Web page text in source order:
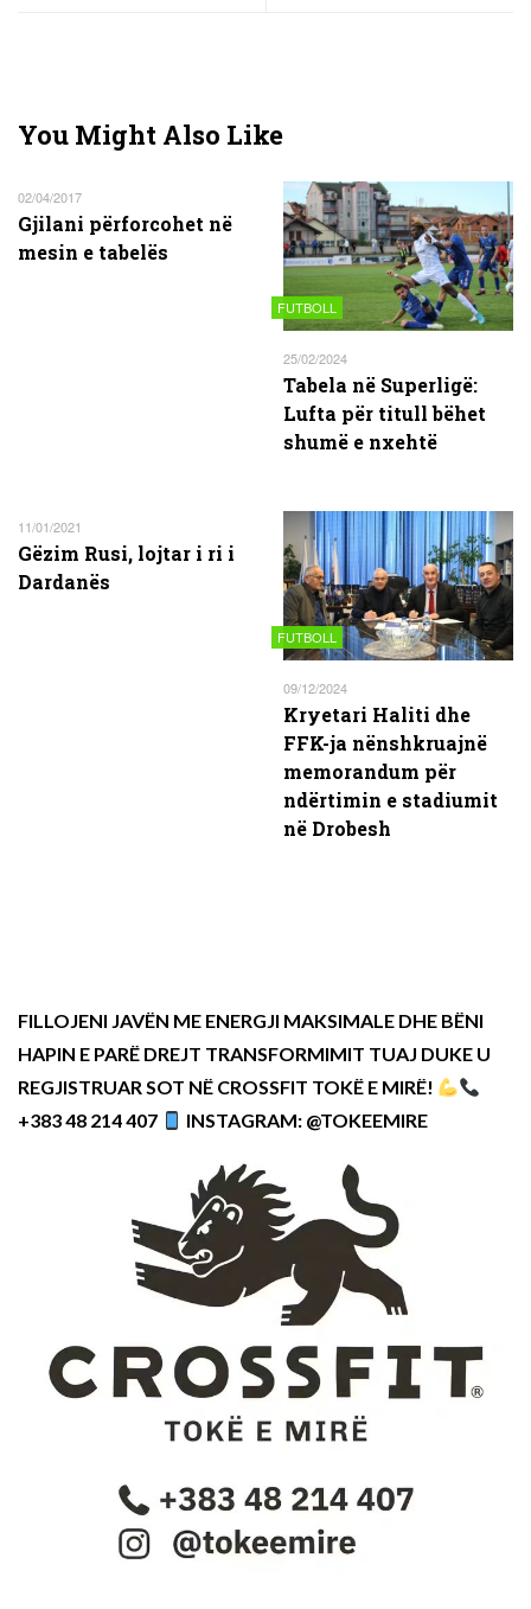
You Might Also Like
02/04/2017
Gjilani përforcohet në
mesin e tabelës
FUTBOLL
25/02/2024
Tabela në Superligë:
Lufta për titull bëhet
shumë e nxehtë
11/01/2021
Gëzim Rusi, lojtar i ri i
Dardanës
FUTBOLL
09/12/2024
Kryetari Haliti dhe
FFK-ja nënshkruajnë
memorandum për
ndërtimin e stadiumit
në Drobesh
FILLOJENI JAVËN ME ENERGJI MAKSIMALE DHE BËNI
HAPIN E PARË DREJT TRANSFORMIMIT TUAJ DUKE U
REGJISTRUAR SOT NË CROSSFIT TOKË E MIRË!
+383 48 214 407
INSTAGRAM: @TOKEEMIRE